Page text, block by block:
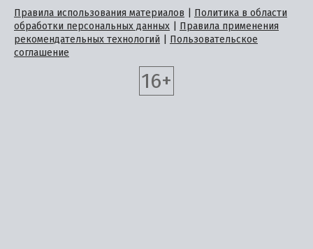
Правила использования материалов
Политика в области
обработки персональных данных
Правила применения
рекомендательных технологий
Пользовательское
соглашение
16+